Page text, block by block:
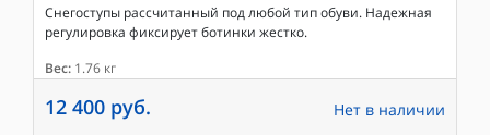
Снегоступы рассчитанный под любой тип обуви. Надежная
регулировка фиксирует ботинки жестко.
Вес: 1.76 кг
12 400 руб. Нет в наличии